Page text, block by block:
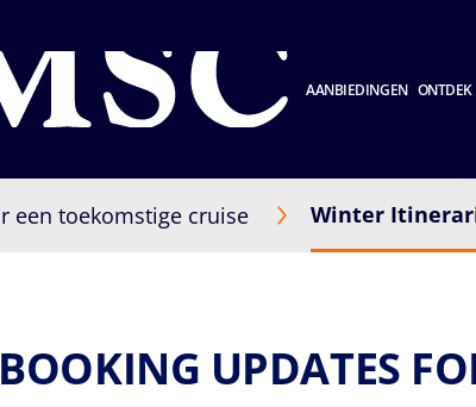
AANBIEDINGEN ONTDEK
een toekomstige cruise Winter
BOOKING UPDATES